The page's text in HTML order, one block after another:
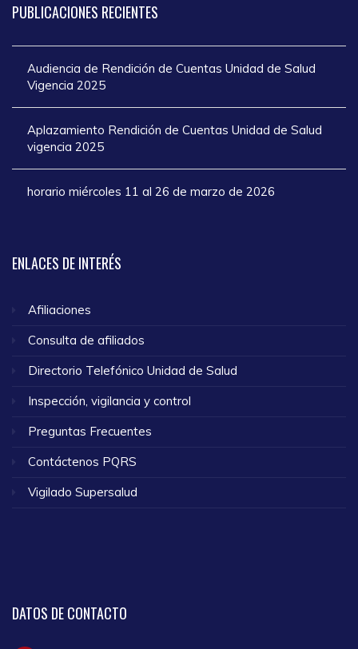
PUBLICACIONES RECIENTES
Audiencia de Rendición de Cuentas Unidad de Salud
Vigencia 2025
Aplazamiento Rendición de Cuentas Unidad de Salud
vigencia 2025
horario miércoles 11 al 26 de marzo de 2026
ENLACES DE INTERÉS
Afiliaciones
Consulta de afiliados
Directorio Telefónico Unidad de Salud
Inspección, vigilancia y control
Preguntas Frecuentes
Contáctenos PQRS
Vigilado Supersalud
DATOS DE CONTACTO